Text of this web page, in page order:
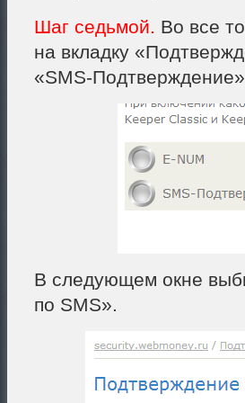
Шаг седьмой. Во все
на вкладку
«SMS-
В следующем окне
по SMS».